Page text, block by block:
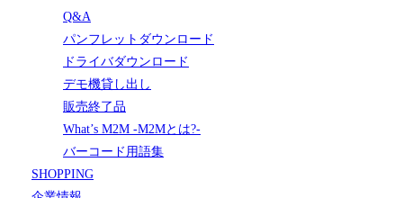
Q&A
パンフレットダウンロード
ドライバダウンロード
デモ機貸し出し
販売終了品
What’s M2M -M2Mとは?-
バーコード用語集
SHOPPING